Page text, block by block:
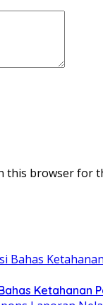
this browser for
Ketahanan